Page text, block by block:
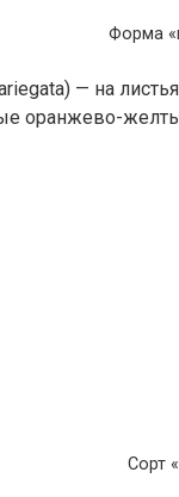
Форма
— на
оранжево-
Сорт